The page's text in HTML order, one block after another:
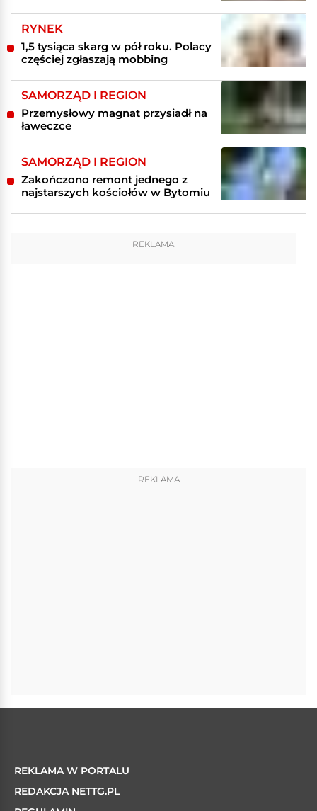
RYNEK
1,5 tysiąca skarg w pół roku. Polacy
częściej zgłaszają mobbing
SAMORZĄD I REGION
Przemysłowy magnat przysiadł na
ławeczce
SAMORZĄD I REGION
Zakończono remont jednego z
najstarszych kościołów w Bytomiu
REKLAMA
REKLAMA
REKLAMA W PORTALU
REDAKCJA NETTG.PL